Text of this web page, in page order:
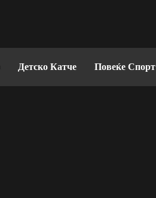
Детско Катче Повеќе Спорт